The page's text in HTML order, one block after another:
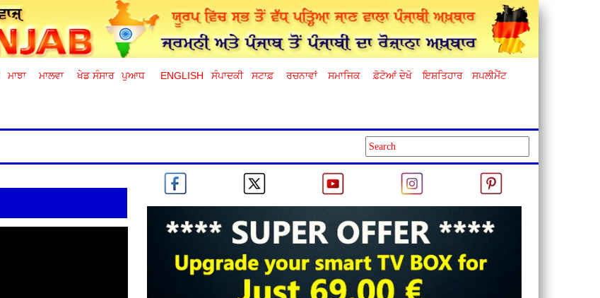
ਮਾਝਾ ਮਾਲਵਾ ਖੇਡ ਸੰਸਾਰ ਪੁਆਧ ENGLISH ਸੰਪਾਦਕੀ ਸਟਾਫ਼ ਰਚਨਾਵਾਂ ਸਮਾਜਿਕ ਫ਼ੋਟੋਆਂ ਦੇਖੋ ਇਸ਼ਤਿਹਾਰ ਸਪਲੀਮੈਂਟ